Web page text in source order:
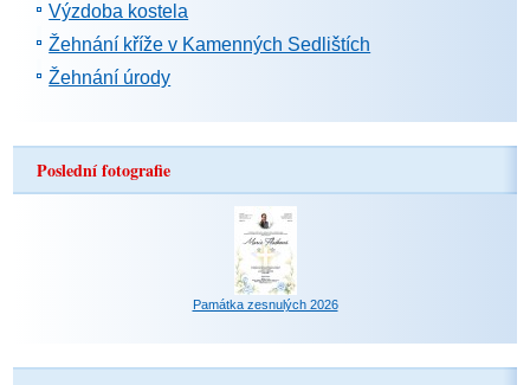
Výzdoba kostela
Žehnání kříže v Kamenných Sedlištích
Žehnání úrody
Poslední fotografie
Památka zesnulých 2026